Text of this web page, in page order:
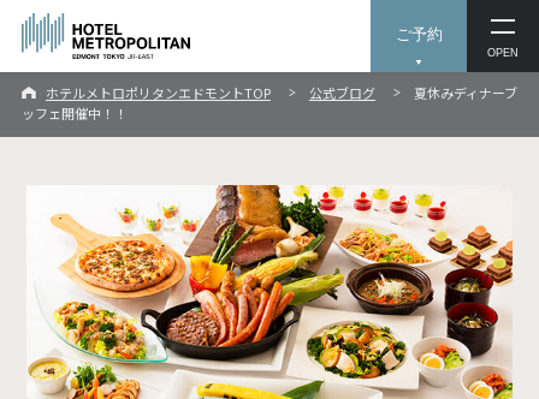
ご予約
OPEN
ホテルメトロポリタンエドモントTOP 公式ブログ
夏休みディナーブ
ッフェ開催中！！